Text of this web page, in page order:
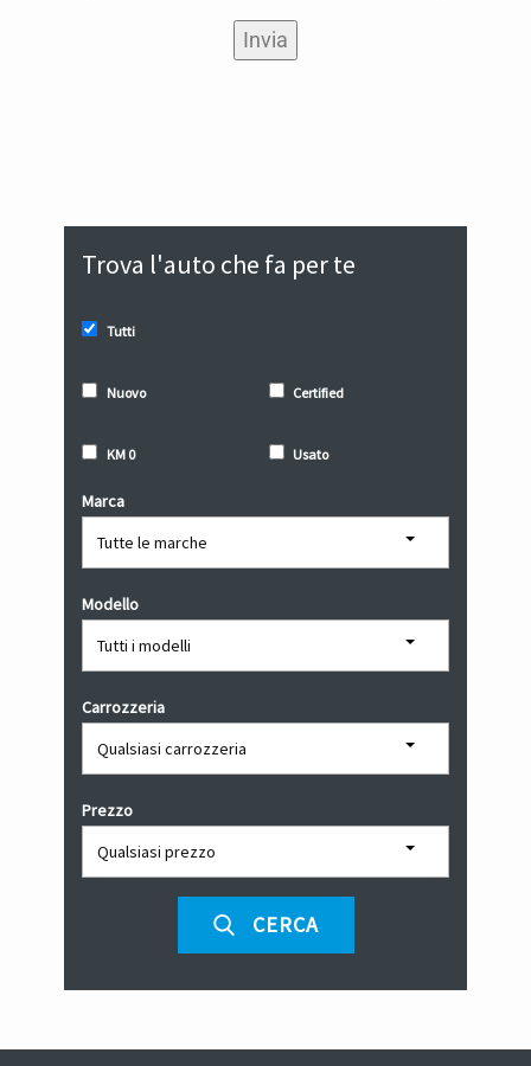
Trova l'auto che fa per te
Tutti
Nuovo
KM 0
Certified
Usato
Marca
Modello
Carrozzeria
Prezzo
​ CERCA